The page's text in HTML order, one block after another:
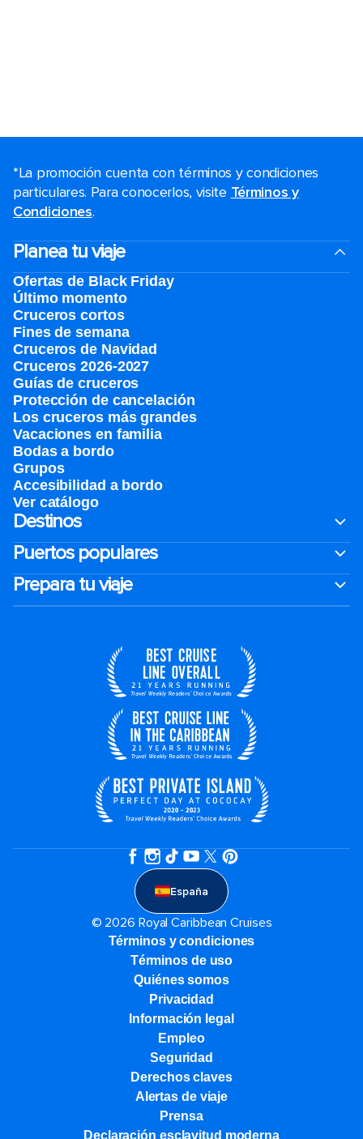
*La promoción cuenta con términos y condiciones
particulares. Para conocerlos, visite Términos y
Condiciones.
Planea tu viaje
Ofertas de Black Friday
Último momento
Cruceros cortos
Fines de semana
Cruceros de Navidad
Cruceros 2026-2027
Guías de cruceros
Protección de cancelación
Los cruceros más grandes
Vacaciones en familia
Bodas a bordo
Grupos
Accesibilidad a bordo
Ver catálogo
Destinos
Puertos populares
Prepara tu viaje
España
© 2026 Royal Caribbean Cruises
Términos y condiciones
Términos de uso
Quiénes somos
Privacidad
Información legal
Empleo
Seguridad
Derechos claves
Alertas de viaje
Prensa
Declaración esclavitud moderna